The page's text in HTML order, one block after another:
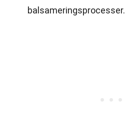
balsameringsprocesser.